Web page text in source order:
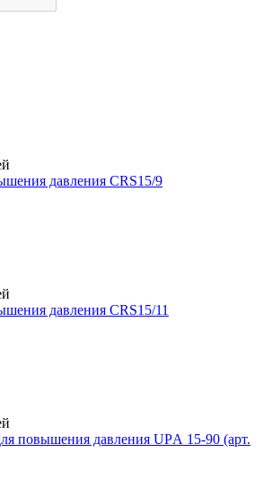
давления CRS15/9
давления CRS15/11
повышения давления UPА 15-90 (арт.